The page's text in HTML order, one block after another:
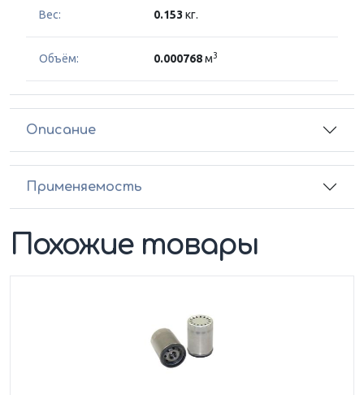
Вес: 0.153 кг.
Объём: 0.000768м3
Описание
Применяемость
Похожие товары